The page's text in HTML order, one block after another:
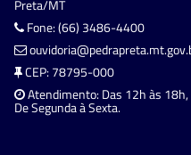
Preta/MT
Fone: (66) 3486-4400
CEP: 78795-000
Atendimento: Das 12h às 18h,
De Segunda à Sexta.